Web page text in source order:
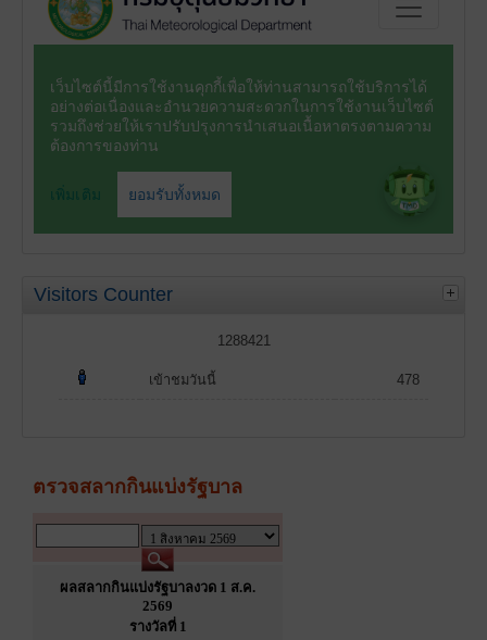
Visitors Counter
1288421
เข้าชมวันนี้ 478